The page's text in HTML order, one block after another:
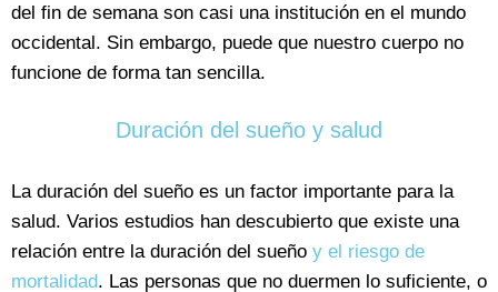
del fin de semana son casi una institución en el mundo
occidental. Sin embargo, puede que nuestro cuerpo no
funcione de forma tan sencilla.
Duración del sueño y salud
La duración del sueño es un factor importante para la
salud. Varios estudios han descubierto que existe una
relación entre la duración del sueño y el riesgo de
mortalidad. Las personas que no duermen lo suficiente, o